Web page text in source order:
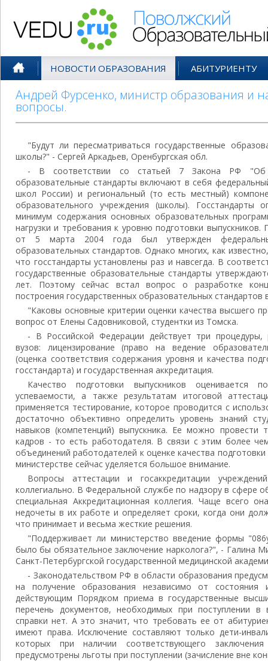
НОВОСТИ ОБРАЗОВАНИЯ АБИТУРИЕНТУ
Андрей Фурсенко, министр образования и
вопросы.
"Будут ли пересматриваться государственные
школы?" - Сергей Аркадьев, Оренбургская обл.
- В соответствии со статьей 7 Закона РФ "Об
образовательные стандарты включают в себя
школ России) и региональный (то есть местный)
образовательного учреждения (школы). Госстандарты
минимум содержания основных образовательных
нагрузки и требования к уровню подготовки
от 5 марта 2004 года был утвержден
образовательных стандартов. Однако многих, как
что госстандарты установлены раз и навсегда. В
государственные образовательные стандарты
лет. Поэтому сейчас встал вопрос о разработке
построения государственных образовательных стандартов
"Каковы основные критерии оценки качества высшего
вопрос от Елены Садовниковой, студентки из Томска.
- В Российской Федерации действует три процедуры,
вузов: лицензирование (право на ведение
(оценка соответствия содержания уровня и качества
госстандарта) и государственная аккредитация.
Качество подготовки выпускников
успеваемости, а также результатам итоговой
применяется тестирование, которое проводится с
достаточно объективно определить уровень знаний
навыков (компетенций) выпускника. Ее можно провести
кадров - то есть работодателя. В связи с этим более
объединений работодателей к оценке качества
министерстве сейчас уделяется большое внимание.
Вопросы аттестации и госаккредитации
коллегиально. В Федеральной службе по надзору в сфере
специальная Аккредитационная коллегия. Чаще всего
недочеты в их работе и определяет сроки, когда они
что принимает и весьма жесткие решения.
"Поддерживает ли министерство введение формы
было бы обязательное заключение нарколога?", - Галина
Санкт-Петербургской государственной медицинской
- Законодательством РФ в области образования
на получение образования независимо от
действующим Порядком приема в государственные
перечень документов, необходимых при поступлении
справки нет. А это значит, что требовать ее от
имеют права. Исключение составляют только дети-
которых при наличии соответствующего заключения
предусмотрены льготы при поступлении (зачисление вне